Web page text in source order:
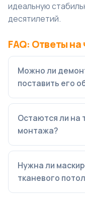
идеальную
десятилетий.
FAQ: Ответы
Можно ли
поставить его
Остаются ли на
монтажа?
Нужна ли
тканевого